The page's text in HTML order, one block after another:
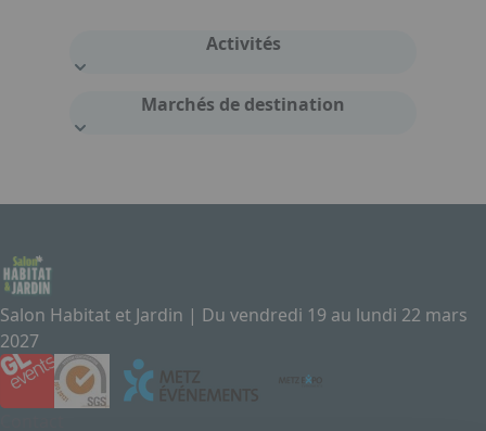
Activités
Marchés de destination
Salon Habitat et Jardin | Du vendredi 19 au lundi 22 mars
2027